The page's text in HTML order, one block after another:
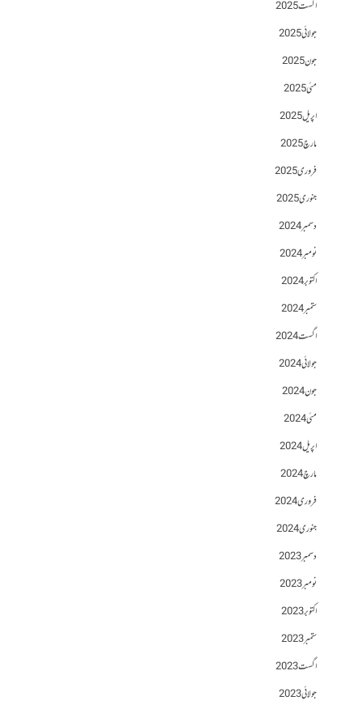
اگست 2025
جولائی 2025
جون 2025
مئی 2025
اپریل 2025
مارچ 2025
فروری 2025
جنوری 2025
دسمبر 2024
نومبر 2024
اکتوبر 2024
ستمبر 2024
اگست 2024
جولائی 2024
جون 2024
مئی 2024
اپریل 2024
مارچ 2024
فروری 2024
جنوری 2024
دسمبر 2023
نومبر 2023
اکتوبر 2023
ستمبر 2023
اگست 2023
جولائی 2023